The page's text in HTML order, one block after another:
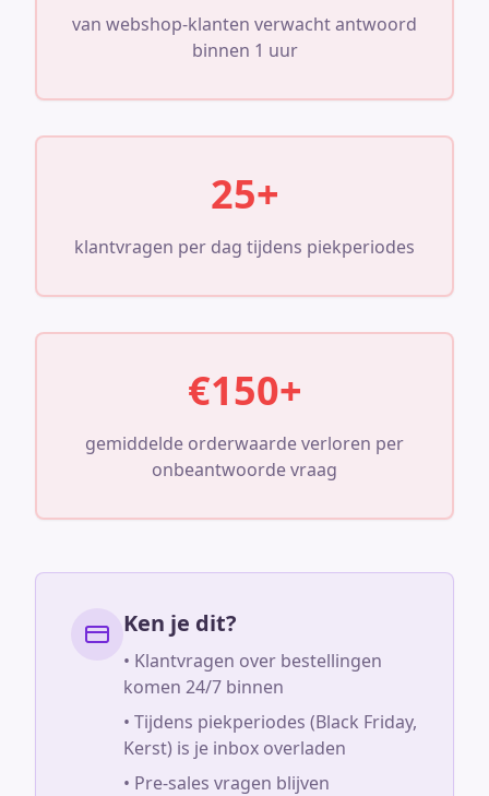
van webshop-klanten verwacht antwoord
binnen 1 uur
25+
klantvragen per dag tijdens piekperiodes
€150+
gemiddelde orderwaarde verloren per
onbeantwoorde vraag
Ken je dit?
• Klantvragen over bestellingen
komen 24/7 binnen
• Tijdens piekperiodes (Black Friday,
Kerst) is je inbox overladen
• Pre-sales vragen blijven